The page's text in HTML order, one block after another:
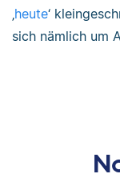
‚heute‘
sich nämlich um